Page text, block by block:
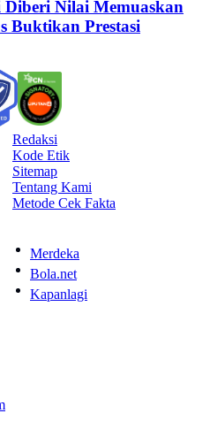
Diberi Nilai Memuaskan
Buktikan Prestasi
Redaksi
Kode Etik
Sitemap
Tentang Kami
Metode Cek Fakta
Merdeka
Bola.net
Kapanlagi